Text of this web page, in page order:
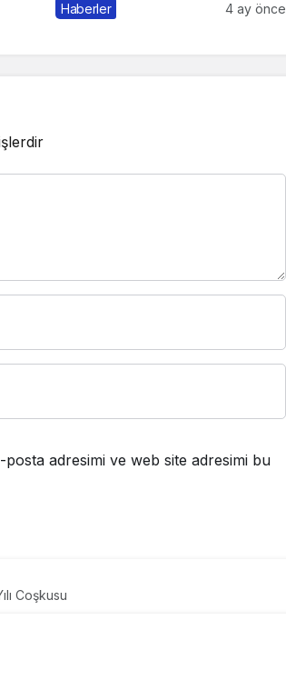
Haberler 4 ay önce
posta adresimi ve web site adresimi bu
Coşkusu